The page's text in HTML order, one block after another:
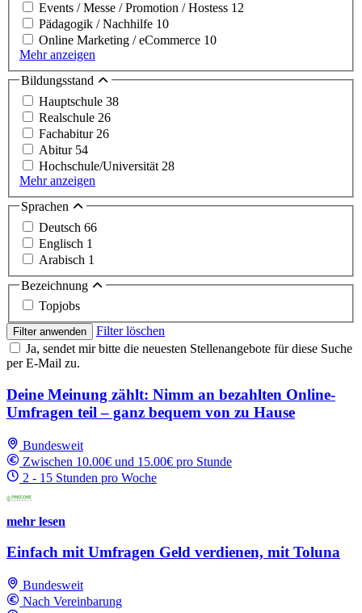
Events / Messe / Promotion / Hostess 12
Pädagogik / Nachhilfe 10
Online Marketing / eCommerce 10
Mehr anzeigen
Bildungsstand
Hauptschule 38
Realschule 26
Fachabitur 26
Abitur 54
Hochschule/Universität 28
Mehr anzeigen
Sprachen
Deutsch 66
Englisch 1
Arabisch 1
Bezeichnung
Topjobs
Filter anwenden
Filter löschen
Ja, sendet mir bitte die neuesten Stellenangebote für diese Suche
per E-Mail zu.
Deine Meinung zählt: Nimm an bezahlten Online-
Umfragen teil – ganz bequem von zu Hause
Bundesweit
Zwischen 10.00€ und 15.00€ pro Stunde
2 - 15 Stunden pro Woche
mehr lesen
Einfach mit Umfragen Geld verdienen, mit Toluna
Bundesweit
Nach Vereinbarung